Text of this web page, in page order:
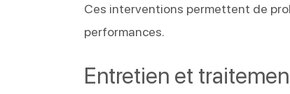
Ces interventions permettent de
performances.
Entretien et